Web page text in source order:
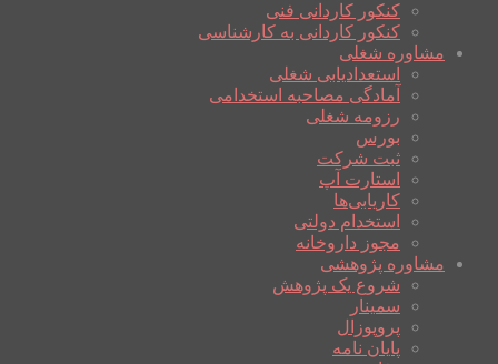
کنکور کاردانی فنی
کنکور کاردانی به کارشناسی
مشاوره شغلی
استعدادیابی شغلی
آمادگی مصاحبه استخدامی
رزومه شغلی
بورس
ثبت شرکت
استارت آپ
کاریابی‌ها
استخدام دولتی
مجوز داروخانه
مشاوره پژوهشی
شروع یک پژوهش
سمینار
پروپوزال
پایان نامه